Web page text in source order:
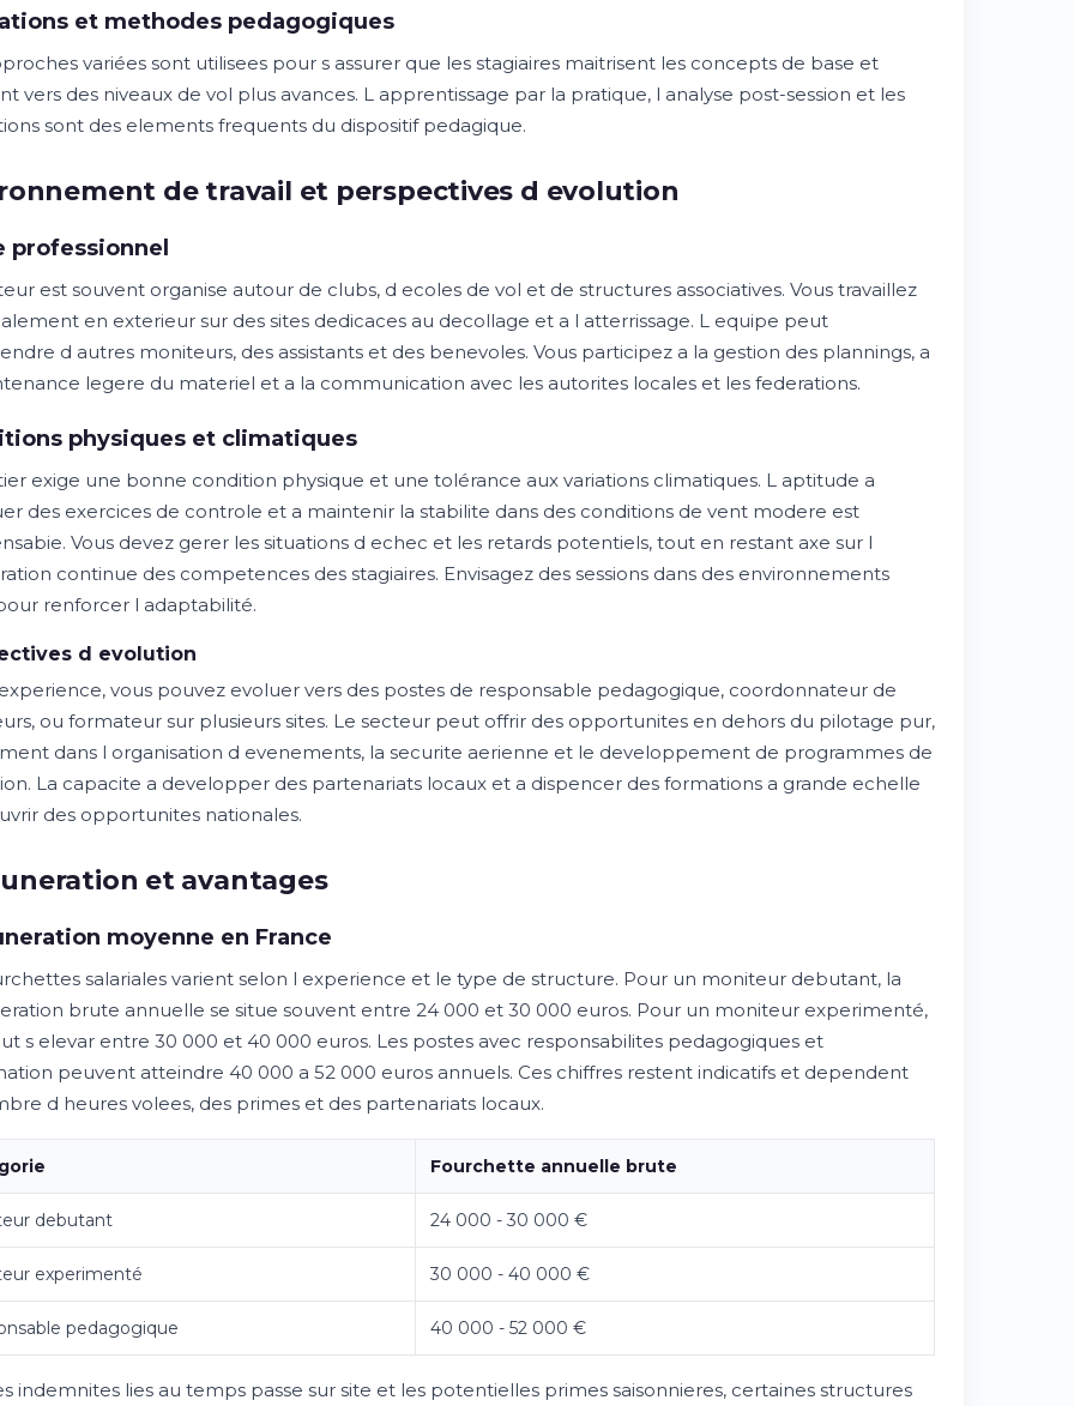
et methodes pedagogiques
variées sont utilisees pour s assurer que les stagiaires maitrisent les concepts de base et
vers des niveaux de vol plus avances. L apprentissage par la pratique, l analyse post-session et les
sont des elements frequents du dispositif pedagique.
de travail et perspectives d evolution
professionnel
est souvent organise autour de clubs, d ecoles de vol et de structures associatives. Vous travaillez
en exterieur sur des sites dedicaces au decollage et a l atterrissage. L equipe peut
d autres moniteurs, des assistants et des benevoles. Vous participez a la gestion des plannings, a
legere du materiel et a la communication avec les autorites locales et les federations.
physiques et climatiques
exige une bonne condition physique et une tolérance aux variations climatiques. L aptitude a
des exercices de controle et a maintenir la stabilite dans des conditions de vent modere est
Vous devez gerer les situations d echec et les retards potentiels, tout en restant axe sur l
continue des competences des stagiaires. Envisagez des sessions dans des environnements
renforcer l adaptabilité.
d evolution
vous pouvez evoluer vers des postes de responsable pedagogique, coordonnateur de
ou formateur sur plusieurs sites. Le secteur peut offrir des opportunites en dehors du pilotage pur,
dans l organisation d evenements, la securite aerienne et le developpement de programmes de
La capacite a developper des partenariats locaux et a dispencer des formations a grande echelle
des opportunites nationales.
et avantages
moyenne en France
salariales varient selon l experience et le type de structure. Pour un moniteur debutant, la
brute annuelle se situe souvent entre 24 000 et 30 000 euros. Pour un moniteur experimenté,
s elevar entre 30 000 et 40 000 euros. Les postes avec responsabilites pedagogiques et
peuvent atteindre 40 000 a 52 000 euros annuels. Ces chiffres restent indicatifs et dependent
d heures volees, des primes et des partenariats locaux.
Fourchette annuelle brute
debutant 24 000 - 30 000 €
experimenté 30 000 - 40 000 €
pedagogique 40 000 - 52 000 €
indemnites lies au temps passe sur site et les potentielles primes saisonnieres, certaines structures